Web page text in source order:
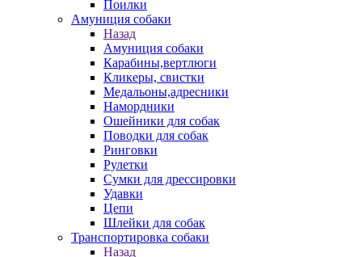
Поилки
Амуниция собаки
Назад
Амуниция собаки
Карабины,вертлюги
Кликеры, свистки
Медальоны,адресники
Намордники
Ошейники для собак
Поводки для собак
Ринговки
Рулетки
Сумки для дрессировки
Удавки
Цепи
Шлейки для собак
Транспортировка собаки
Назад